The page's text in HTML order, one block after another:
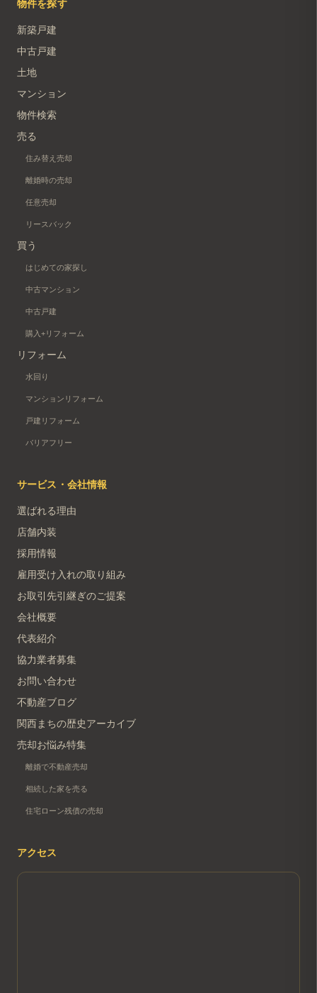
物件を探す
新築戸建
中古戸建
土地
マンション
物件検索
売る
住み替え売却
離婚時の売却
任意売却
リースバック
買う
はじめての家探し
中古マンション
中古戸建
購入+リフォーム
リフォーム
水回り
マンションリフォーム
戸建リフォーム
バリアフリー
サービス・会社情報
選ばれる理由
店舗内装
採用情報
雇用受け入れの取り組み
お取引先引継ぎのご提案
会社概要
代表紹介
協力業者募集
お問い合わせ
不動産ブログ
関西まちの歴史アーカイブ
売却お悩み特集
離婚で不動産売却
相続した家を売る
住宅ローン残債の売却
アクセス